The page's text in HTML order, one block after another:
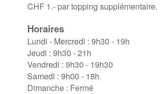
CHF 1.- par topping supplémentaire.
Horaires
Lundi - Mercredi : 9h30 - 19h
Jeudi : 9h30 - 21h
Vendredi : 9h30 - 19h30
Samedi : 9h00 - 18h
Dimanche : Fermé